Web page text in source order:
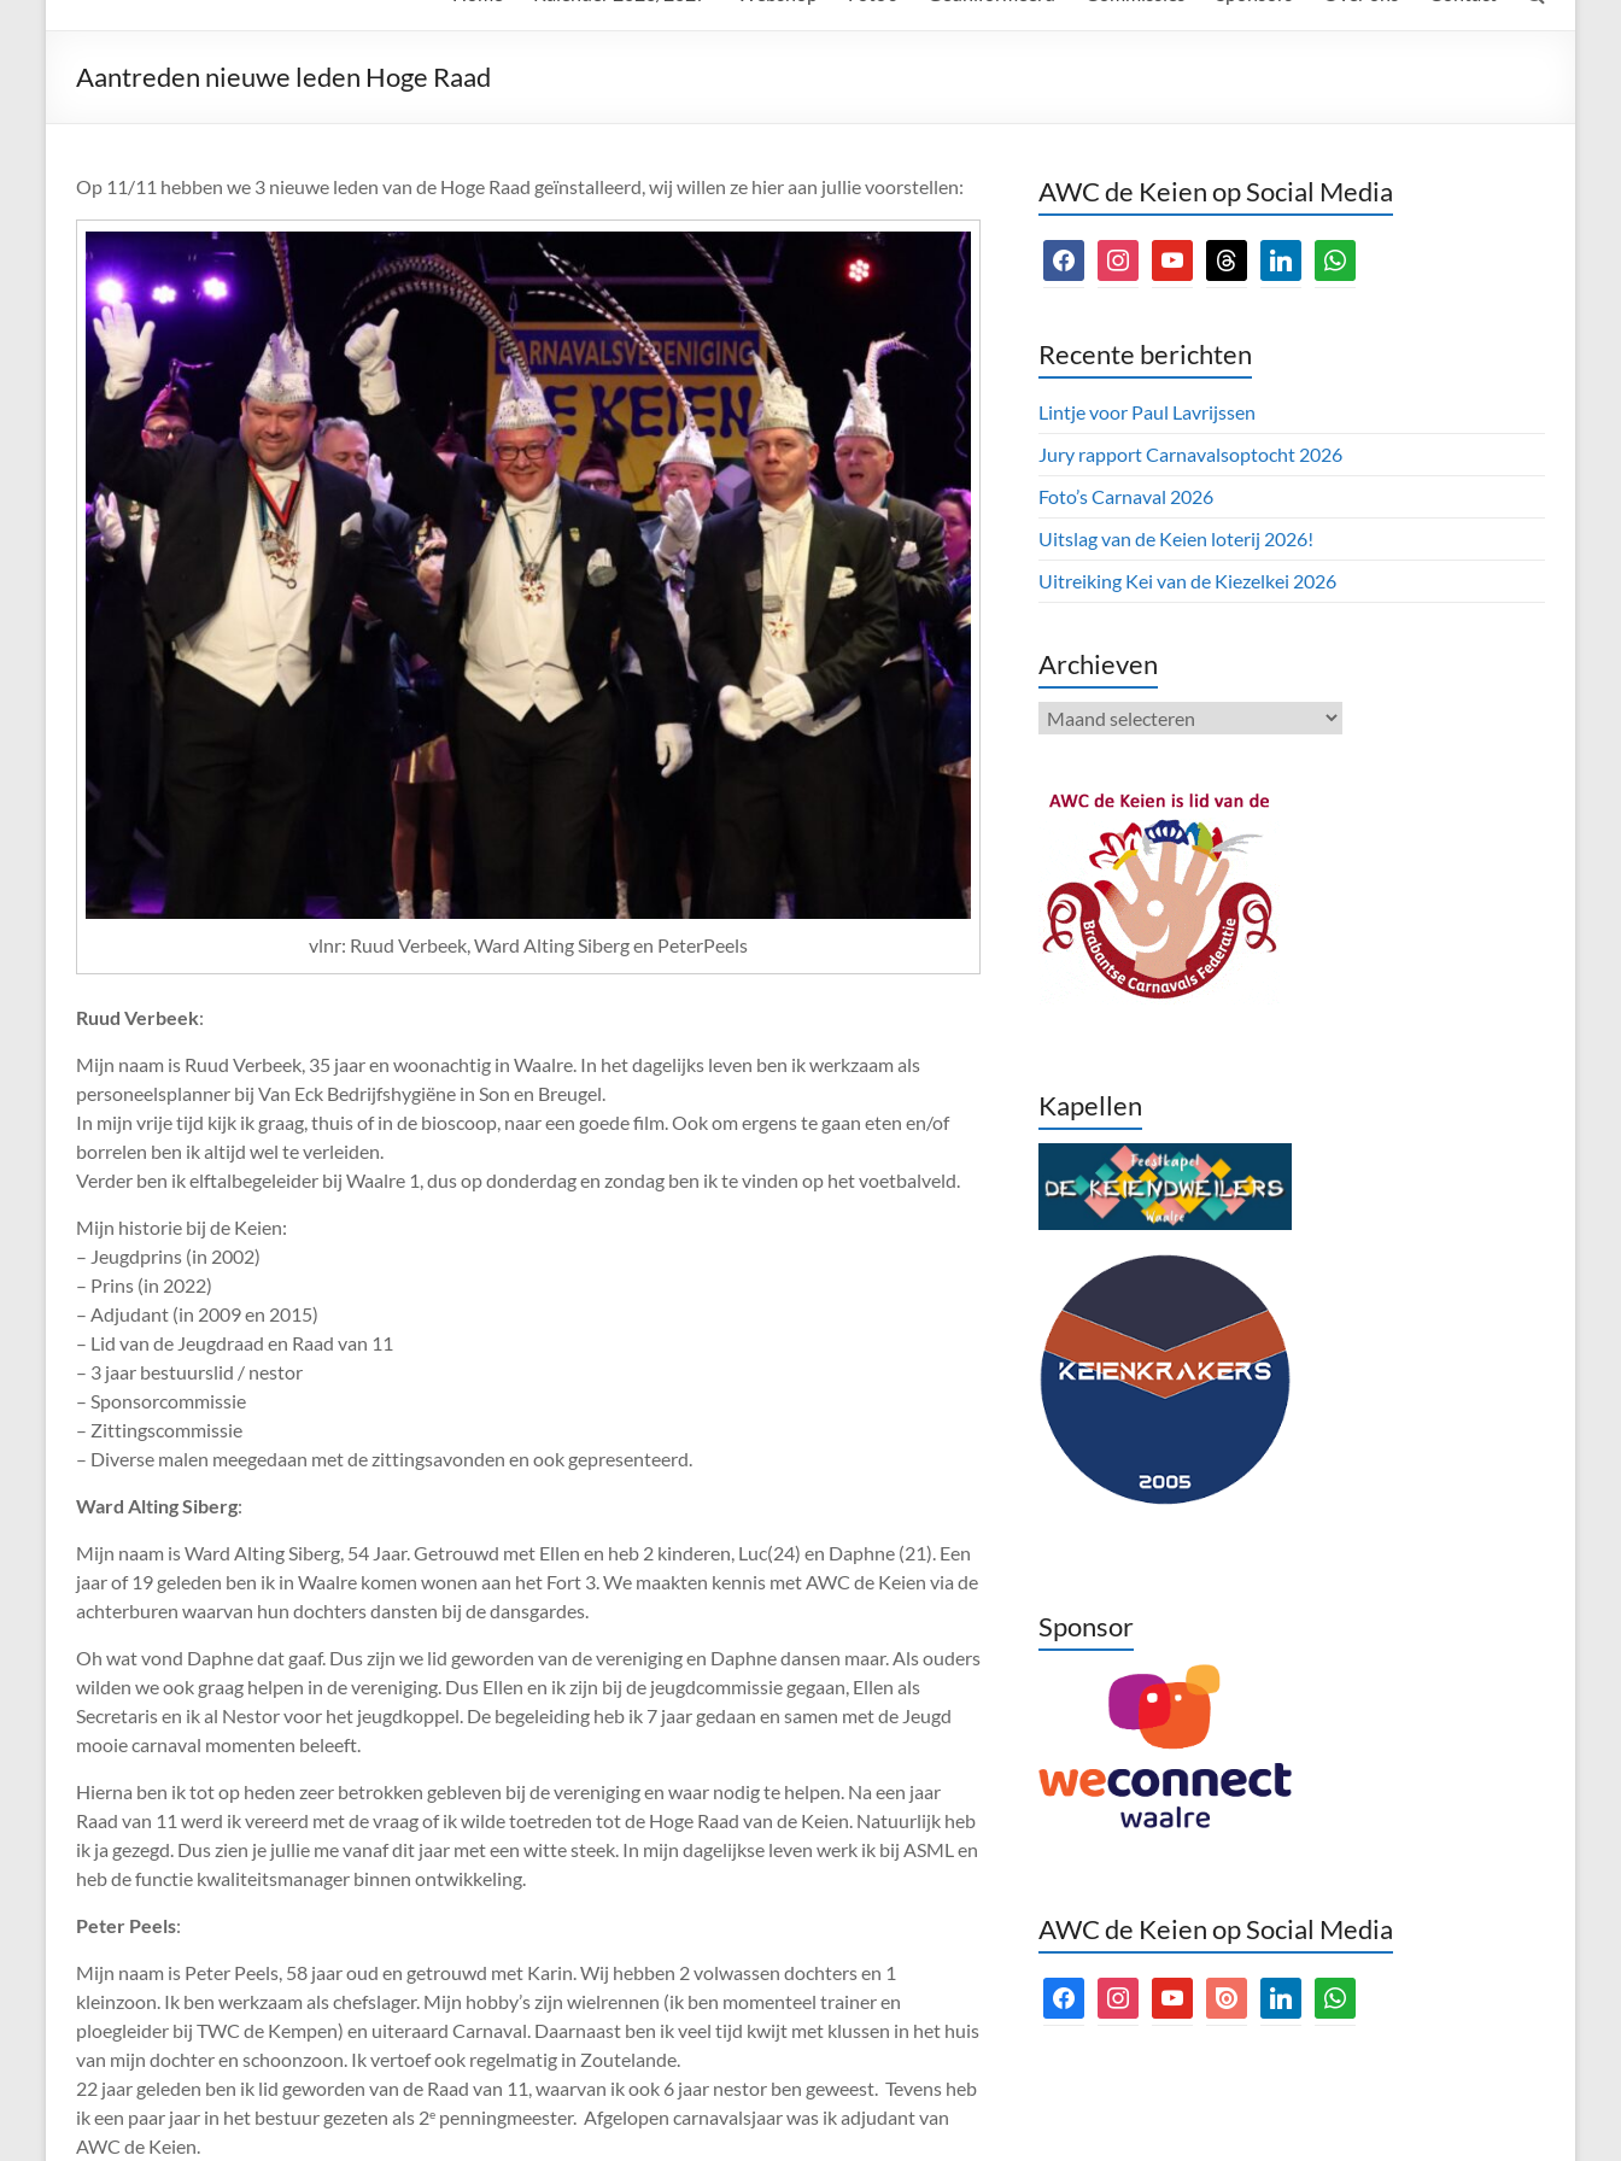
Keien
Carnavalsvereniging
Keien
Aantreden nieuwe leden Hoge Raad
Op 11/11 hebben we 3 nieuwe leden van de Hoge Raad geïnstalleerd, wij willen ze hier aan jullie voorstellen:
vlnr: Ruud Verbeek, Ward Alting Siberg en PeterPeels
Ruud Verbeek:
Mijn naam is Ruud Verbeek, 35 jaar en woonachtig in Waalre. In het dagelijks leven ben ik werkzaam als
personeelsplanner bij Van Eck Bedrijfshygiëne in Son en Breugel.
In mijn vrije tijd kijk ik graag, thuis of in de bioscoop, naar een goede film. Ook om ergens te gaan eten en/of
borrelen ben ik altijd wel te verleiden.
Verder ben ik elftalbegeleider bij Waalre 1, dus op donderdag en zondag ben ik te vinden op het voetbalveld.
Mijn historie bij de Keien:
– Jeugdprins (in 2002)
– Prins (in 2022)
– Adjudant (in 2009 en 2015)
– Lid van de Jeugdraad en Raad van 11
– 3 jaar bestuurslid / nestor
– Sponsorcommissie
– Zittingscommissie
– Diverse malen meegedaan met de zittingsavonden en ook gepresenteerd.
Ward Alting Siberg:
Mijn naam is Ward Alting Siberg, 54 Jaar. Getrouwd met Ellen en heb 2 kinderen, Luc(24) en Daphne (21). Een
jaar of 19 geleden ben ik in Waalre komen wonen aan het Fort 3. We maakten kennis met AWC de Keien via de
achterburen waarvan hun dochters dansten bij de dansgardes.
Oh wat vond Daphne dat gaaf. Dus zijn we lid geworden van de vereniging en Daphne dansen maar. Als ouders
wilden we ook graag helpen in de vereniging. Dus Ellen en ik zijn bij de jeugdcommissie gegaan, Ellen als
Secretaris en ik al Nestor voor het jeugdkoppel. De begeleiding heb ik 7 jaar gedaan en samen met de Jeugd
mooie carnaval momenten beleeft.
Hierna ben ik tot op heden zeer betrokken gebleven bij de vereniging en waar nodig te helpen. Na een jaar
Raad van 11 werd ik vereerd met de vraag of ik wilde toetreden tot de Hoge Raad van de Keien. Natuurlijk heb
ik ja gezegd. Dus zien je jullie me vanaf dit jaar met een witte steek. In mijn dagelijkse leven werk ik bij ASML en
heb de functie kwaliteitsmanager binnen ontwikkeling.
Peter Peels:
Mijn naam is Peter Peels, 58 jaar oud en getrouwd met Karin. Wij hebben 2 volwassen dochters en 1
kleinzoon. Ik ben werkzaam als chefslager. Mijn hobby’s zijn wielrennen (ik ben momenteel trainer en
ploegleider bij TWC de Kempen) en uiteraard Carnaval. Daarnaast ben ik veel tijd kwijt met klussen in het huis
van mijn dochter en schoonzoon. Ik vertoef ook regelmatig in Zoutelande.
22 jaar geleden ben ik lid geworden van de Raad van 11, waarvan ik ook 6 jaar nestor ben geweest. Tevens heb
ik een paar jaar in het bestuur gezeten als 2e penningmeester. Afgelopen carnavalsjaar was ik adjudant van
AWC de Keien.
AWC de Keien op Social Media
facebookinstagramyoutubethreads linkedinwhatsapp
Recente berichten
Lintje voor Paul Lavrijssen
Jury rapport Carnavalsoptocht 2026
Foto’s Carnaval 2026
Uitslag van de Keien loterij 2026!
Uitreiking Kei van de Kiezelkei 2026
Archieven
Archieven
Kapellen
Sponsor
AWC de Keien op Social Media
facebookinstagramyoutubeissuu linkedinwhatsapp